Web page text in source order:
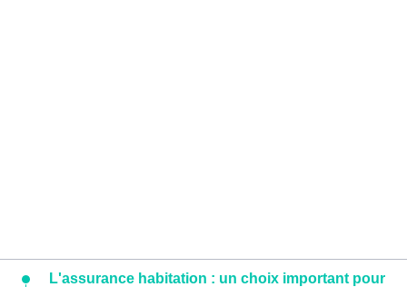
L'assurance habitation : un choix important pour